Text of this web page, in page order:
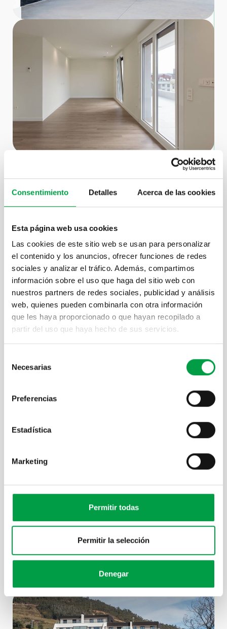
Consentimiento Detalles Acerca de las cookies
Esta página web usa cookies
Las cookies de este sitio web se usan para personalizar
el contenido y los anuncios, ofrecer funciones de redes
sociales y analizar el tráfico. Además, compartimos
información sobre el uso que haga del sitio web con
nuestros partners de redes sociales, publicidad y análisis
web, quienes pueden combinarla con otra información
que les haya proporcionado o que hayan recopilado a
partir del uso que haya hecho de sus servicios.
Necesarias
Preferencias
Estadística
Marketing
Permitir todas
Permitir la selección
Denegar